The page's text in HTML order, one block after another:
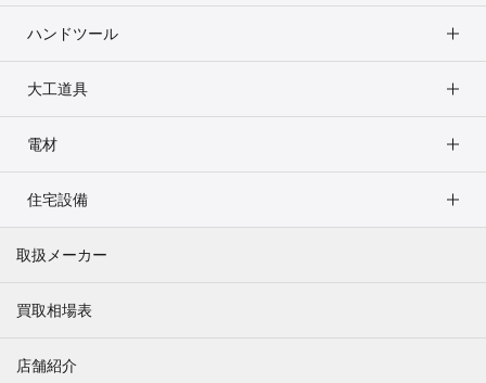
ハンドツール
大工道具
電材
住宅設備
取扱メーカー
買取相場表
店舗紹介